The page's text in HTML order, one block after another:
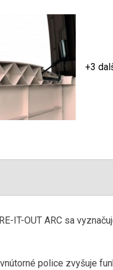
+3
IT-OUT ARC sa
police zvyšuje